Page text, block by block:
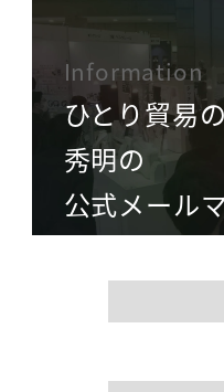
Information
ひとり貿易
秀明の
公式メール